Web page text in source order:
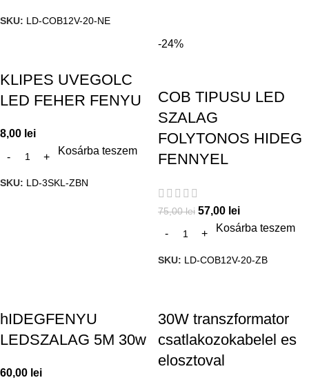
SKU: LD-COB12V-20-NE
KLIPES UVEGOLC
LED FEHER FENYU
8,00 lei
Kosárba teszem
SKU: LD-3SKL-ZBN
-24%
COB TIPUSU LED
SZALAG
FOLYTONOS HIDEG
FENNYEL
75,00lei 57,00 lei
Kosárba teszem
SKU: LD-COB12V-20-ZB
hIDEGFENYU
LEDSZALAG 5M 30w
60,00 lei
30W transzformator
csatlakozokabelel es
elosztoval